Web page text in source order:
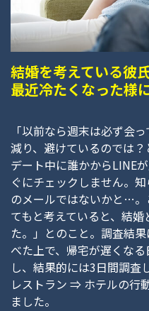
結婚を考えている彼
最近冷たくなった様
「以前なら週末は必ず会
減り、避けているのでは？
デート中に誰かからLINE
ぐにチェックしません。
のメールではないかと…
てもと考えていると、結
た。」とのこと。調査結
べた上で、帰宅が遅くな
し、結果的には3日間調査
レストラン ⇒ ホテルの行
ました。